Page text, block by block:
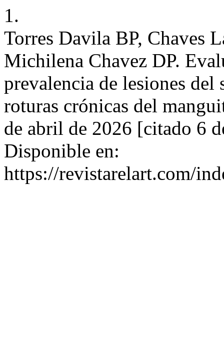
1.
Torres Davila BP, Chaves
Michilena Chavez DP.
prevalencia de lesiones del
roturas crónicas del
de abril de 2026 [citado 6
Disponible en:
https://revistarelart.com/